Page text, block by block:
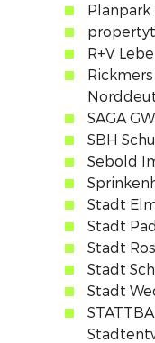
Planpark
R+V
SAGA
SBH
Sebold
Stadt
Stadt
Stadt
Stadt
Stadt